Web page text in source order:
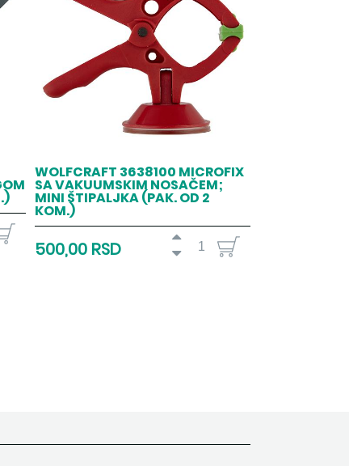
WOLFCRAFT 3638100 MICROFIX
SA VAKUUMSKIM NOSAČEM;
MINI ŠTIPALJKA (PAK. OD 2
KOM.)
500,00 RSD